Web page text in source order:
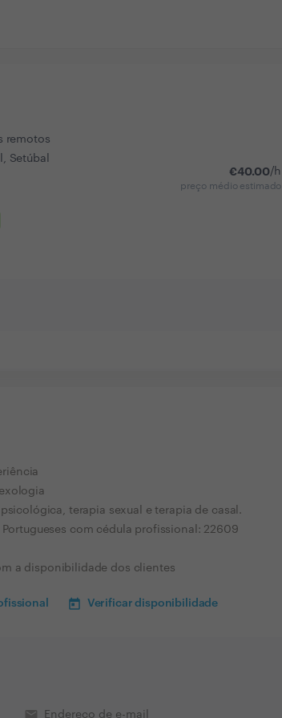
remotos
Setúbal
€40.00/h
preço médio estimado
terapia sexual e terapia de casal.
com cédula profissional: 22609
a disponibilidade dos clientes
Verificar disponibilidade
email Endereço de e-mail